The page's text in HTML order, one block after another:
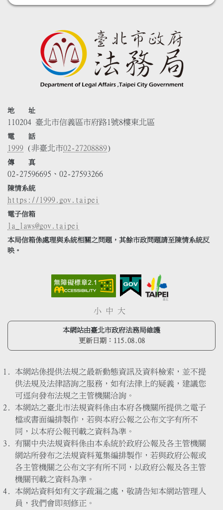
地 址
110204 臺北市信義區市府路1號8樓東北區
電 話
1999 (非臺北市02-27208889)
傳 真
02-27596695、02-27593266
陳情系統
https://1999.gov.taipei
電子信箱
la_laws@gov.taipei
本局信箱係處理與系統相關之問題，其餘市政問題請至陳情系統反
映。
小 中 大
本網站由臺北市政府法務局維護
更新日期： 115.08.08
本網站係提供法規之最新動態資訊及資料檢索，並不提
供法規及法律諮詢之服務，如有法律上的疑義，建議您
可逕向發布法規之主管機關洽詢。
本網站之臺北市法規資料係由本府各機關所提供之電子
檔或書面編排製作，若與本府公報之公布文字有所不
同，以本府公報刊載之資料為準。
有關中央法規資料係由本系統於政府公報及各主管機關
網站所發布之法規資料蒐集編排製作，若與政府公報或
各主管機關之公布文字有所不同，以政府公報及各主管
機關刊載之資料為準。
本網站資料如有文字疏漏之處，敬請告知本網站管理人
員，我們會即刻修正。